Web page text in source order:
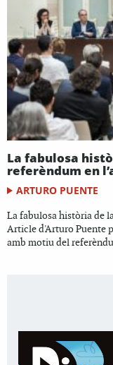
La fabulosa
referèndum en
ARTURO PUENTE
La fabulosa història de
Article d'Arturo Puente
amb motiu del